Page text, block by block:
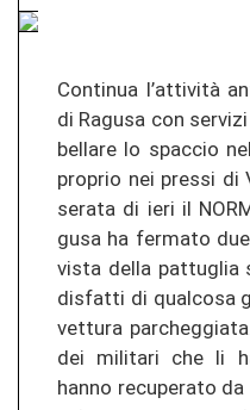
Con­ti­nua l’attività
di Ra­gu­sa con
bel­la­re lo spac­cio
pro­prio nei pres­si di
se­ra­ta di ieri il
gu­sa ha fer­ma­to
vista della pat­tu­glia
dis­fat­ti di qual­co­sa
vet­tu­ra
dei mi­li­ta­ri che li
hanno re­cu­pe­ra­to